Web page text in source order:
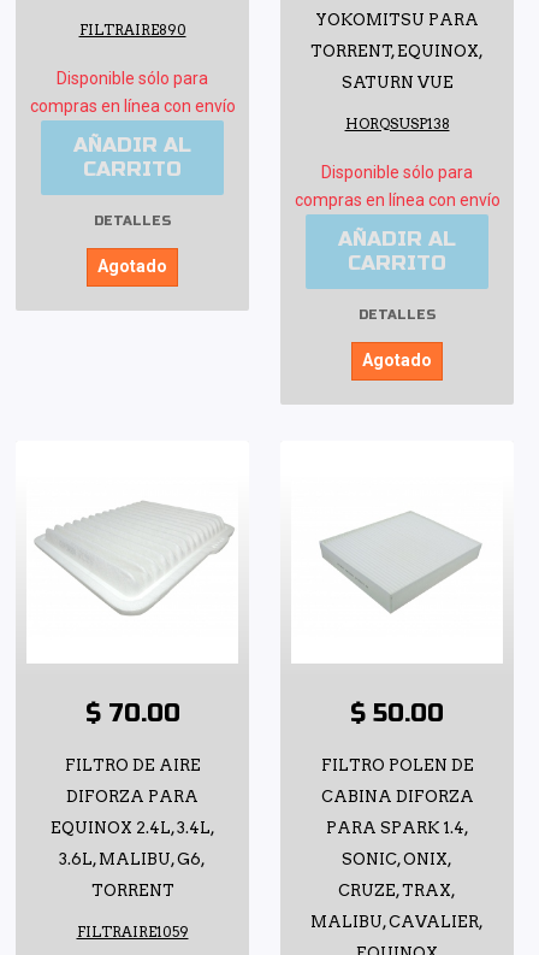
FILTRAIRE890
Disponible sólo para
compras en línea con envío
AÑADIR AL
CARRITO
DETALLES
Agotado
YOKOMITSU PARA
TORRENT, EQUINOX,
SATURN VUE
HORQSUSP138
Disponible sólo para
compras en línea con envío
AÑADIR AL
CARRITO
DETALLES
Agotado
$ 70.00
FILTRO DE AIRE
DIFORZA PARA
EQUINOX 2.4L, 3.4L,
3.6L, MALIBU, G6,
TORRENT
FILTRAIRE1059
$ 50.00
FILTRO POLEN DE
CABINA DIFORZA
PARA SPARK 1.4,
SONIC, ONIX,
CRUZE, TRAX,
MALIBU, CAVALIER,